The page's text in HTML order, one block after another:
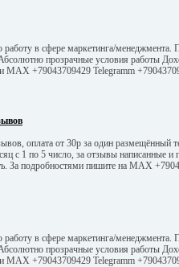
работу в сфере маркетинга/
прозрачные условия работы
МАХ +79043709429 Telegramm
оплата от 30р за один размещённый
с 1 по 5 число, за отзывы
За подробностями пишите на МАХ
работу в сфере маркетинга/
прозрачные условия работы
МАХ +79043709429 Telegramm